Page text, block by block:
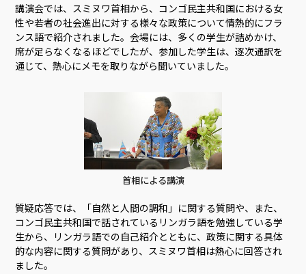
講演会では、スミヌワ首相から、コンゴ民主共和国における女
性や若者の社会進出に対する様々な政策について情熱的にフラ
ンス語で紹介されました。会場には、多くの学生が詰めかけ、
席が足らなくなるほどでしたが、参加した学生は、逐次通訳を
通じて、熱心にメモを取りながら聞いていました。
首相による講演
質疑応答では、「自然と人間の調和」に関する質問や、また、
コンゴ民主共和国で話されているリンガラ語を勉強している学
生から、リンガラ語での自己紹介とともに、政策に関する具体
的な内容に関する質問があり、スミヌワ首相は熱心に回答され
ました。